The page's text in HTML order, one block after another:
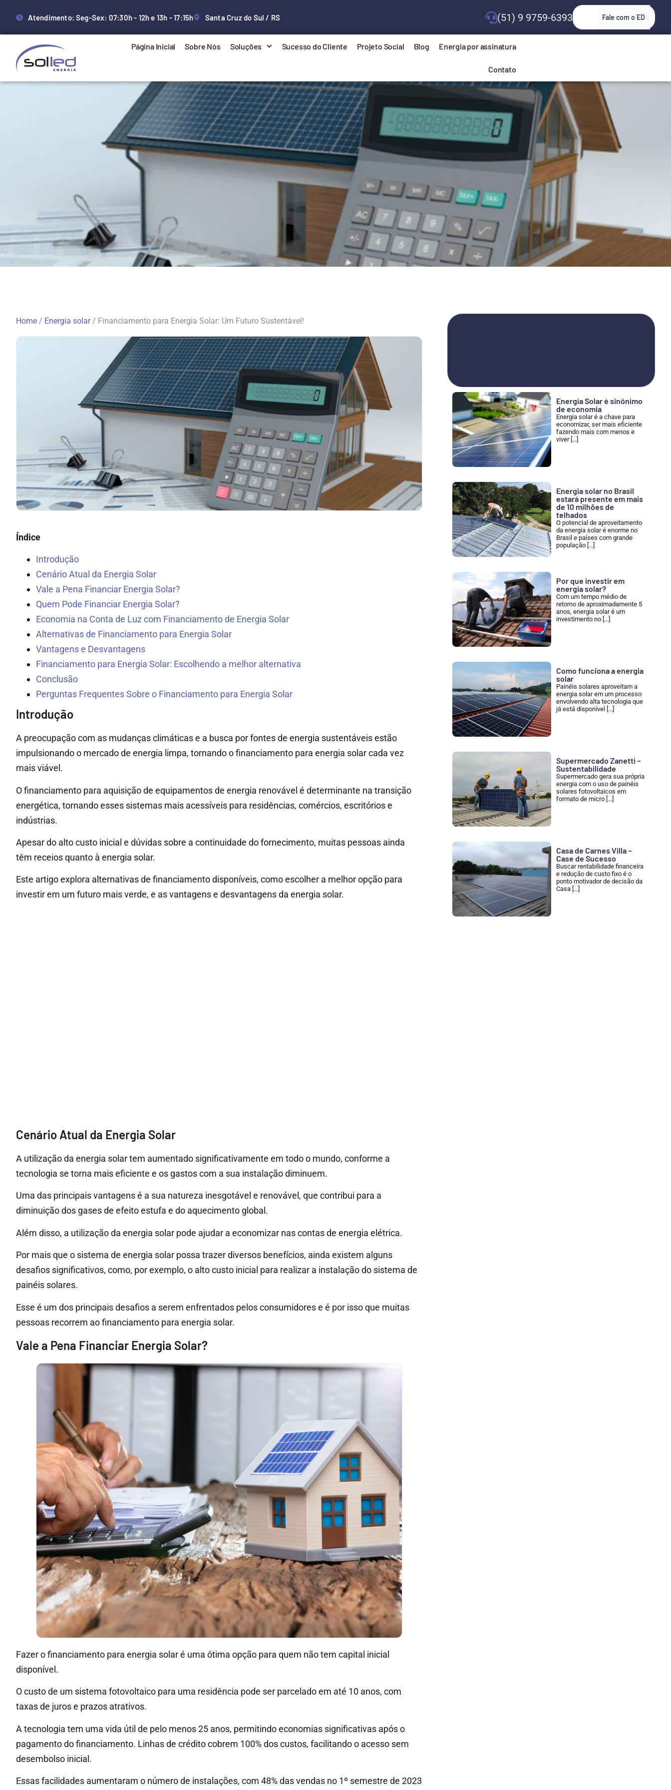
Atendimento: Seg-Sex: 07:30h - 12h e 13h - 17:15h Santa Cruz do Sul / RS Fale com o ED
(51) 9 9759-6393
Página Inicial Sobre Nós Soluções Sucesso do Cliente Projeto Social Blog Energia por assinatura
Contato
Home / Energia solar/ Financiamento para Energia Solar: Um Futuro Sustentável!
Índice
Introdução
Cenário Atual da Energia Solar
Vale a Pena Financiar Energia Solar?
Quem Pode Financiar Energia Solar?
Economia na Conta de Luz com Financiamento de Energia Solar
Alternativas de Financiamento para Energia Solar
Vantagens e Desvantagens
Financiamento para Energia Solar: Escolhendo a melhor alternativa
Conclusão
Perguntas Frequentes Sobre o Financiamento para Energia Solar
Introdução
A preocupação com as mudanças climáticas e a busca por fontes de energia sustentáveis estão
impulsionando o mercado de energia limpa, tornando o financiamento para energia solar cada vez
mais viável.
O financiamento para aquisição de equipamentos de energia renovável é determinante na transição
energética, tornando esses sistemas mais acessíveis para residências, comércios, escritórios e
indústrias.
Apesar do alto custo inicial e dúvidas sobre a continuidade do fornecimento, muitas pessoas ainda
têm receios quanto à energia solar.
Este artigo explora alternativas de financiamento disponíveis, como escolher a melhor opção para
investir em um futuro mais verde, e as vantagens e desvantagens da energia solar.
Cenário Atual da Energia Solar
A utilização da energia solar tem aumentado significativamente em todo o mundo, conforme a
tecnologia se torna mais eficiente e os gastos com a sua instalação diminuem.
Uma das principais vantagens é a sua natureza inesgotável e renovável, que contribui para a
diminuição dos gases de efeito estufa e do aquecimento global.
Além disso, a utilização da energia solar pode ajudar a economizar nas contas de energia elétrica.
Por mais que o sistema de energia solar possa trazer diversos benefícios, ainda existem alguns
desafios significativos, como, por exemplo, o alto custo inicial para realizar a instalação do sistema de
painéis solares.
Esse é um dos principais desafios a serem enfrentados pelos consumidores e é por isso que muitas
pessoas recorrem ao financiamento para energia solar.
Vale a Pena Financiar Energia Solar?
Fazer o financiamento para energia solar é uma ótima opção para quem não tem capital inicial
disponível.
O custo de um sistema fotovoltaico para uma residência pode ser parcelado em até 10 anos, com
taxas de juros e prazos atrativos.
A tecnologia tem uma vida útil de pelo menos 25 anos, permitindo economias significativas após o
pagamento do financiamento. Linhas de crédito cobrem 100% dos custos, facilitando o acesso sem
desembolso inicial.
Essas facilidades aumentaram o número de instalações, com 48% das vendas no 1º semestre de 2023
Energia Solar é sinônimo
de economia
Energia solar é a chave para
economizar, ser mais eficiente
fazendo mais com menos e
viver [...]
Energia solar no Brasil
estará presente em mais
de 10 milhões de
telhados
O potencial de aproveitamento
da energia solar é enorme no
Brasil e países com grande
população [...]
Por que investir em
energia solar?
Com um tempo médio de
retorno de aproximadamente 5
anos, energia solar é um
investimento no [...]
Como funciona a energia
solar
Painéis solares aproveitam a
energia solar em um processo
envolvendo alta tecnologia que
já está disponível [...]
Supermercado Zanetti –
Sustentabilidade
Supermercado gera sua própria
energia com o uso de painéis
solares fotovoltaicos em
formato de micro [...]
Casa de Carnes Villa –
Case de Sucesso
Buscar rentabilidade financeira
e redução de custo fixo é o
ponto motivador de decisão da
Casa [...]